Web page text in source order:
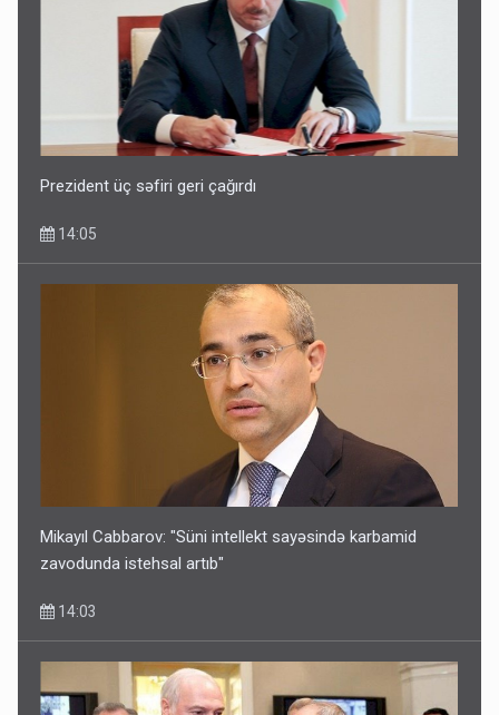
Prezident üç səfiri geri çağırdı
14:05
Mikayıl Cabbarov: "Süni intellekt sayəsində karbamid
zavodunda istehsal artıb"
14:03